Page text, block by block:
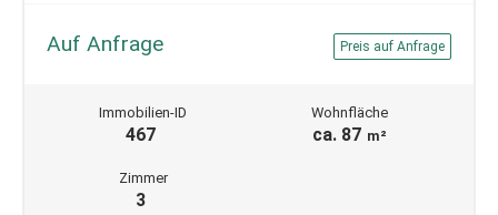
Auf Anfrage Preis auf Anfrage
Immobilien-ID
467
Wohnfläche
ca. 87 m²
Zimmer
3